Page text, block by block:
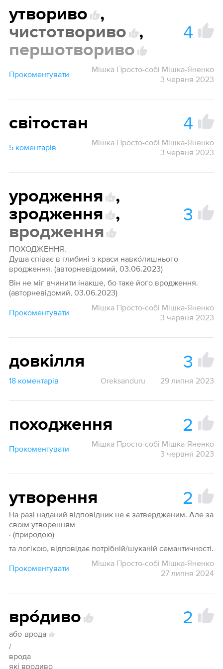
утвориво 6
,
чистотвориво
,
першотвориво
4
Прокоментувати
Мішка Просто-собі Мішка-Яненко
3 червня 2023
світостан 4
5 коментарів
Мішка Просто-собі Мішка-Яненко
3 червня 2023
уродження 4
,
зродження
3
,
вродження
3
ПОХОДЖЕННЯ.
Душа співає в глибині з краси навко́лишнього
вродження. (авторневідомий, 03.06.2023)
Він не міг вчинити інакше, бо таке його вродження.
(авторневідомий, 03.06.2023)
Прокоментувати
Мішка Просто-собі Мішка-Яненко
3 червня 2023
довкілля 3
18 коментарів Oreksanduru 29 липня 2023
походження 2
Прокоментувати
Мішка Просто-собі Мішка-Яненко
3 червня 2023
утворення 2
На разі наданий відповідник не є затвердженим. Але за
своїм утворенням
· (природою)
та логікою, відповідає потрібній/шуканій семантичності.
Прокоментувати
Мішка Просто-собі Мішка-Яненко
27 липня 2024
вро́диво 2
або врода
/
врода
які вродиво